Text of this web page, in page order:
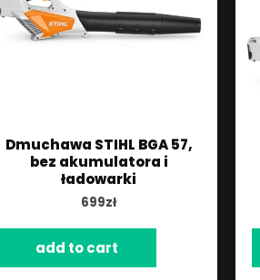
Dmuchawa STIHL BGA 57,
bez akumulatora i
ładowarki
699zł
add to cart